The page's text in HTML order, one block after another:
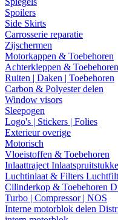
Spoilers
Side Skirts
Carrosserie reparatie
Zijschermen
Motorkappen & Toebehoren
Achterkleppen & Toebehoren
Ruiten | Daken | Toebehoren
Carbon & Polyester delen
Window visors
Sleepogen
Logo's | Stickers | Folies
Exterieur overige
Motorisch
Vloeistoffen & Toebehoren
Inlaattraject
Luchtinlaat & Filters
Cilinderkop & Toebehoren
Turbo | Compressor | NOS
Interne motorblok delen